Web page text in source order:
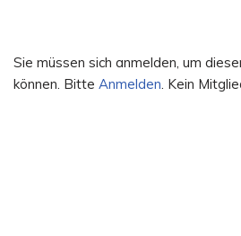
Sie müssen sich anmelden, um
können. Bitte Anmelden. Kein